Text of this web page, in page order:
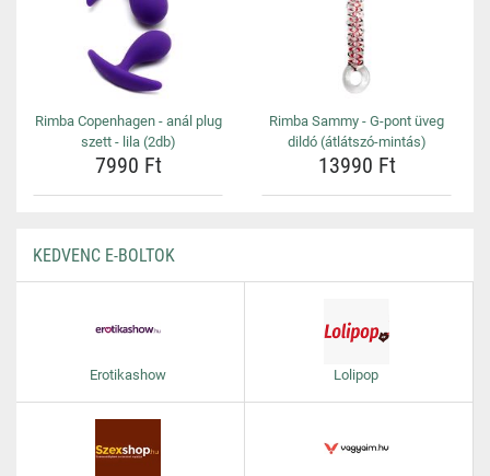
Rimba Copenhagen - anál plug
szett - lila (2db)
7990 Ft
Rimba Sammy - G-pont üveg
dildó (átlátszó-mintás)
13990 Ft
KEDVENC E-BOLTOK
Erotikashow Lolipop